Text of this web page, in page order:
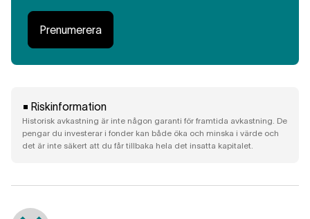
Prenumerera
Riskinformation
Historisk avkastning är inte någon garanti för framtida avkastning. De
pengar du investerar i fonder kan både öka och minska i värde och
det är inte säkert att du får tillbaka hela det insatta kapitalet.